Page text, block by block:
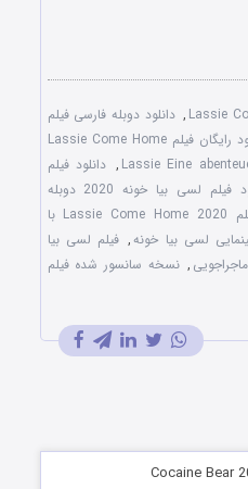
Lassie
, دانلود دوبله فارسی فیلم
دانلود رایگان فیلم Lassie Come Home
, دانلود فیلم
دانلود فیلم لسی بیا خونه 2020 دوبله
فیلم Lassie Come Home 2020 با
لسی بیا خونه, فیلم لسی بیا
, نسخه سانسور شده فیلم